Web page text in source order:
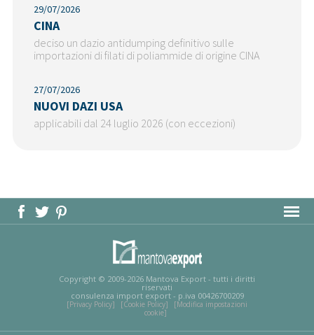
29/07/2026
CINA
deciso un dazio antidumping definitivo sulle
importazioni di filati di poliammide di origine CINA
27/07/2026
NUOVI DAZI USA
applicabili dal 24 luglio 2026 (con eccezioni)
Copyright © 2009-2026 Mantova Export - tutti i diritti
riservati
consulenza import export - p.iva 00426700209
[Privacy Policy] [Cookie Policy]
[Modifica impostazioni
cookie]